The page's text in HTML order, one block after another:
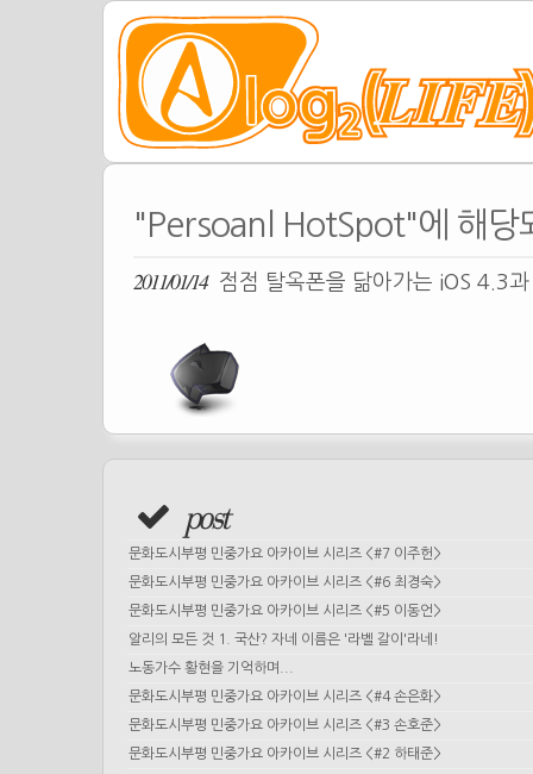
"Persoanl HotSpot"에 해당
2011/01/14 점점 탈옥폰을 닮아가는 iOS 4.3
post
문화도시부평 민중가요 아카이브 시리즈 <#7 이주헌>
문화도시부평 민중가요 아카이브 시리즈 <#6 최경숙>
문화도시부평 민중가요 아카이브 시리즈 <#5 이동언>
알리의 모든 것 1. 국산? 자네 이름은 '라벨 갈이'라네!
노동가수 황현을 기억하며...
문화도시부평 민중가요 아카이브 시리즈 <#4 손은화>
문화도시부평 민중가요 아카이브 시리즈 <#3 손호준>
문화도시부평 민중가요 아카이브 시리즈 <#2 하태준>